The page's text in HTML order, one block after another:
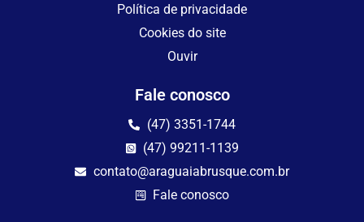
Política de privacidade
Cookies do site
Ouvir
Fale conosco
(47) 3351-1744
(47) 99211-1139
contato@araguaiabrusque.com.br
Fale conosco